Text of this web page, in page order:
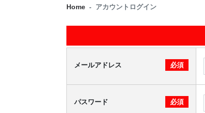
Home アカウントログイン
メールアドレス 必須
パスワード 必須